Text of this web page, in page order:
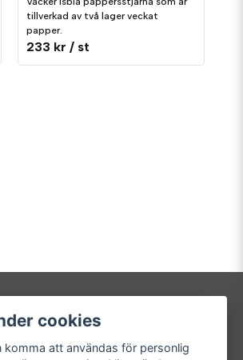
tillverkad av två lager veckat
papper.
233 kr / st
konto
in
cookies
komma att användas för personlig